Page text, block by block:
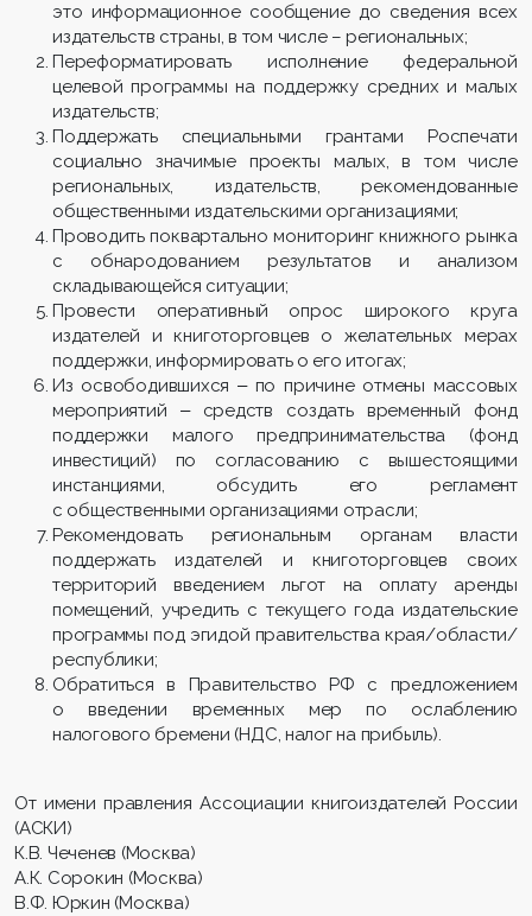
это информационное сообщение до сведения всех
издательств страны, в том числе – региональных;
Переформатировать исполнение федеральной
целевой программы на поддержку средних и малых
издательств;
Поддержать специальными грантами Роспечати
социально значимые проекты малых, в том числе
региональных, издательств, рекомендованные
общественными издательскими организациями;
Проводить поквартально мониторинг книжного рынка
с обнародованием результатов и анализом
складывающейся ситуации;
Провести оперативный опрос широкого круга
издателей и книготорговцев о желательных мерах
поддержки, информировать о его итогах;
Из освободившихся ‒ по причине отмены массовых
мероприятий ‒ средств создать временный фонд
поддержки малого предпринимательства (фонд
инвестиций) по согласованию с вышестоящими
инстанциями, обсудить его регламент
с общественными организациями отрасли;
Рекомендовать региональным органам власти
поддержать издателей и книготорговцев своих
территорий введением льгот на оплату аренды
помещений, учредить с текущего года издательские
программы под эгидой правительства края/области/
республики;
Обратиться в Правительство РФ с предложением
о введении временных мер по ослаблению
налогового бремени (НДС, налог на прибыль).
От имени правления Ассоциации книгоиздателей России
(АСКИ)
К.В. Чеченев (Москва)
А.К. Сорокин (Москва)
В.Ф. Юркин (Москва)